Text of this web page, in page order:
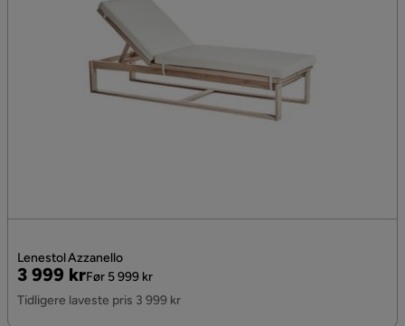
Lenestol Azzanello
Pris
3 999 kr
Original
Pris
Før 5 999 kr
Tidligere laveste pris 3 999 kr